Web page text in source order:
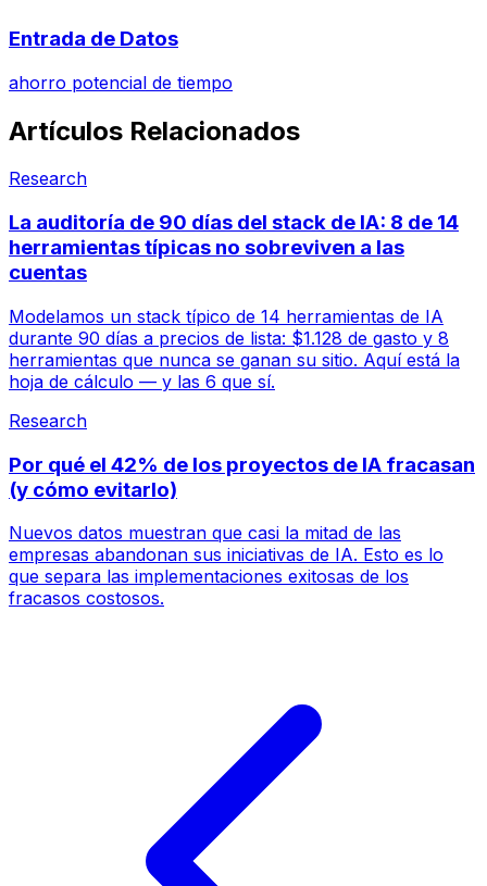
Entrada de Datos
ahorro potencial de tiempo
Artículos Relacionados
Research
La auditoría de 90 días del stack de IA: 8 de 14
herramientas típicas no sobreviven a las
cuentas
Modelamos un stack típico de 14 herramientas de IA
durante 90 días a precios de lista: $1.128 de gasto y 8
herramientas que nunca se ganan su sitio. Aquí está la
hoja de cálculo — y las 6 que sí.
Research
Por qué el 42% de los proyectos de IA fracasan
(y cómo evitarlo)
Nuevos datos muestran que casi la mitad de las
empresas abandonan sus iniciativas de IA. Esto es lo
que separa las implementaciones exitosas de los
fracasos costosos.